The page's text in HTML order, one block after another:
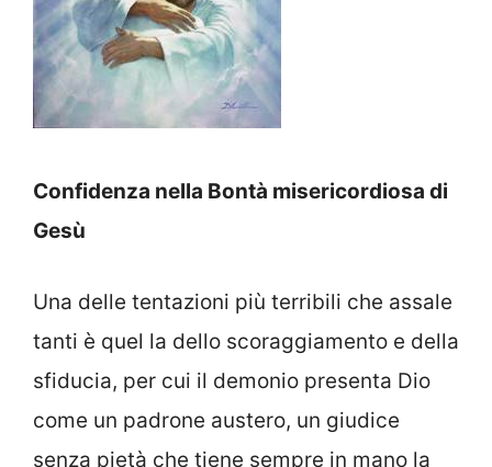
Confidenza nella Bontà misericordiosa di
Gesù
Una delle tentazioni più terribili che assale
tanti è quel la dello scoraggiamento e della
sfiducia, per cui il demonio presenta Dio
come un padrone austero, un giudice
senza pietà che tiene sempre in mano la